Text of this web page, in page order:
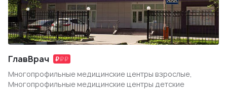
ГлавВрач
Многопрофильные медицинские центры взрослые,
Многопрофильные медицинские центры детские